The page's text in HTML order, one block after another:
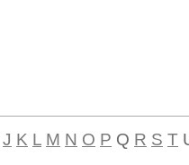
J K L M N O P Q R S T